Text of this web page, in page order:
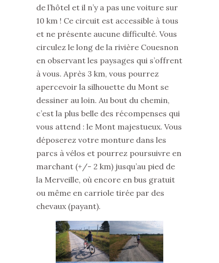
de l’hôtel et il n’y a pas une voiture sur
10 km ! Ce circuit est accessible à tous
et ne présente aucune difficulté. Vous
circulez le long de la rivière Couesnon
en observant les paysages qui s’offrent
à vous. Après 3 km, vous pourrez
apercevoir la silhouette du Mont se
dessiner au loin. Au bout du chemin,
c’est la plus belle des récompenses qui
vous attend : le Mont majestueux. Vous
déposerez votre monture dans les
parcs à vélos et pourrez poursuivre en
marchant (+/- 2 km) jusqu’au pied de
la Merveille, où encore en bus gratuit
ou même en carriole tirée par des
chevaux (payant).